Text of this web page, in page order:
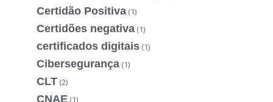
Certidão Positiva (1)
Certidões negativa (1)
certificados digitais (1)
Cibersegurança (1)
CLT (2)
CNAE (1)